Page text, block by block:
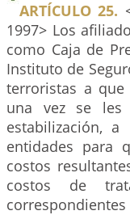
ARTÍCULO 25.
1997> Los
como Caja de
Instituto de
terroristas a
una vez se les
estabilización,
entidades para
costos
costos de